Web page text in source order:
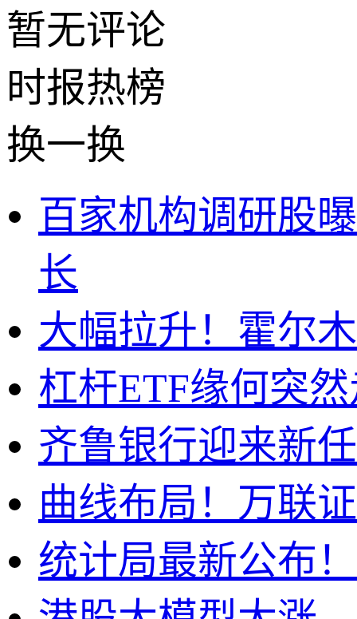
暂无评论
时报热榜
换一换
百家机构调研股
长
大幅拉升！霍尔
杠杆ETF缘何突
齐鲁银行迎来新
曲线布局！万联
统计局最新公布